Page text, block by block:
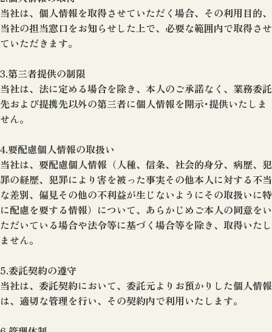
当社は、個人情報を取得させていただく場合、その利用目的、
当社の担当窓口をお知らせした上で、必要な範囲内で取得させ
ていただきます。
3.第三者提供の制限
当社は、法に定める場合を除き、本人のご承諾なく、業務委託
先および提携先以外の第三者に個人情報を開示･提供いたしま
せん。
4.要配慮個人情報の取扱い
当社は、要配慮個人情報（人種、信条、社会的身分、病歴、犯
罪の経歴、犯罪により害を被った事実その他本人に対する不当
な差別、偏見その他の不利益が生じないようにその取扱いに特
に配慮を要する情報）について、あらかじめご本人の同意をい
ただいている場合や法令等に基づく場合等を除き、取得いたし
ません。
5.委託契約の遵守
当社は、委託契約において、委託元よりお預かりした個人情報
は、適切な管理を行い、その契約内で利用いたします。